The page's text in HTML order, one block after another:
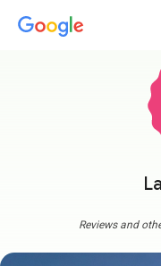
Reviews and